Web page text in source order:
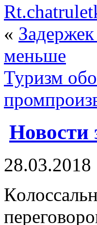
«
меньше
Туризм
Новости
28.03.2018